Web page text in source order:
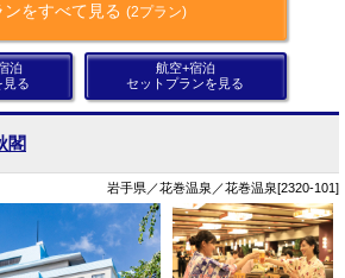
ンをすべて見る (2プラン)
泊
見る
航空+宿泊
セットプランを見る
閣
岩手県／花巻温泉／花巻温泉[2320-101]